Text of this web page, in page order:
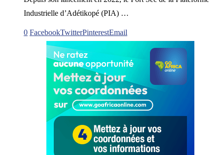
Industrielle d’Adétikopé (PIA) …
0 FacebookTwitterPinterestEmail